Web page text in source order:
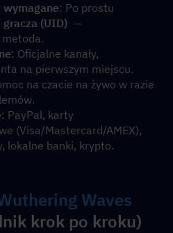
wymagane: Po prostu
gracza (UID)
  —
: Oficjalne kanały,
na pierwszym miejscu.
na czacie na żywo w razie
: PayPal, karty
(Visa/Mastercard/AMEX),
lokalne banki, krypto.
Waves
krok po kroku)